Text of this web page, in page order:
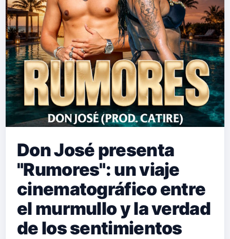
las compositoras e intérpretes más
influyentes de la música latina actual.
"Efectos Secundarios" es una
propuesta contemporánea que
conserva l…
Don José presenta
"Rumores": un viaje
cinematográfico entre
el murmullo y la verdad
de los sentimientos